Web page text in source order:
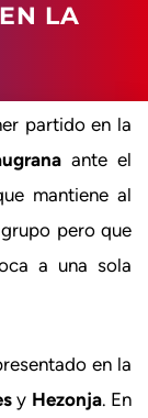
LA
partido en la
ante el
mantiene al
pero que
a una sola
en la
y Hezonja. En